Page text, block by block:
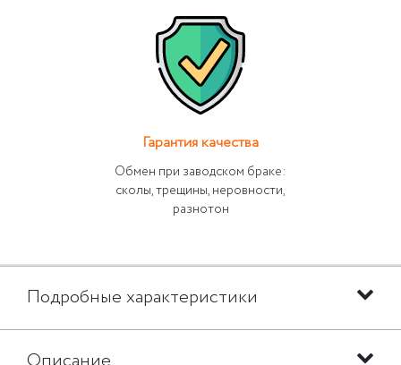
Гарантия качества
Обмен при заводском браке:
сколы, трещины, неровности,
разнотон
Подробные характеристики